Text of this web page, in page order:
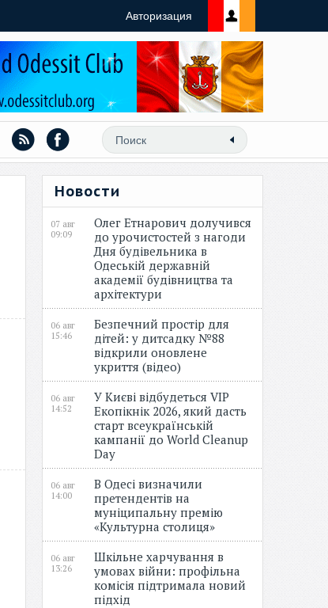
Авторизация
Новости
07 авг
09:09
Олег Етнарович долучився
до урочистостей з нагоди
Дня будівельника в
Одеській державній
академії будівництва та
архітектури
06 авг
15:46
Безпечний простір для
дітей: у дитсадку №88
відкрили оновлене
укриття (відео)
06 авг
14:52
У Києві відбудеться VIP
Екопікнік 2026, який дасть
старт всеукраїнській
кампанії до World Cleanup
Day
06 авг
14:00
В Одесі визначили
претендентів на
муніципальну премію
«Культурна столиця»
06 авг
13:26
Шкільне харчування в
умовах війни: профільна
комісія підтримала новий
підхід